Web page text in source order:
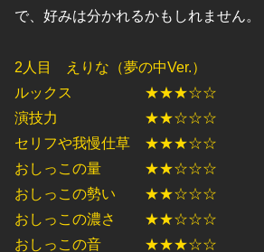
で、好みは分かれるかもしれません。
2人目 えりな（夢の中Ver.）
ルックス ★★★☆☆
演技力 ★★☆☆☆
セリフや我慢仕草 ★★★☆☆
おしっこの量 ★★☆☆☆
おしっこの勢い ★★☆☆☆
おしっこの濃さ ★★☆☆☆
おしっこの音 ★★★☆☆